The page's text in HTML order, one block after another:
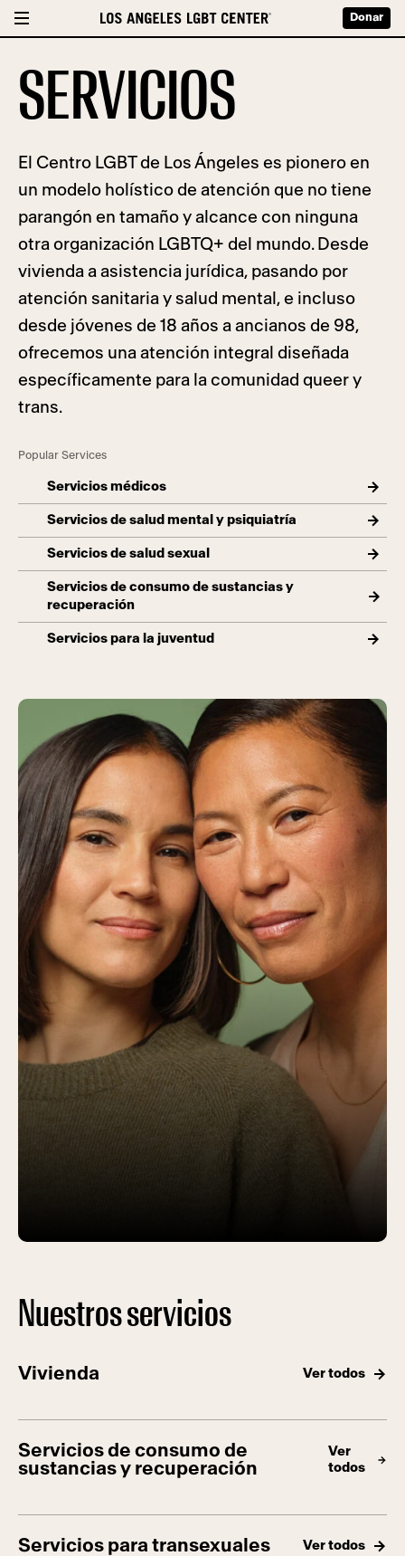
Donar
SERVICIOS
El Centro LGBT de Los Ángeles es pionero en
un modelo holístico de atención que no tiene
parangón en tamaño y alcance con ninguna
otra organización LGBTQ+ del mundo. Desde
vivienda a asistencia jurídica, pasando por
atención sanitaria y salud mental, e incluso
desde jóvenes de 18 años a ancianos de 98,
ofrecemos una atención integral diseñada
específicamente para la comunidad queer y
trans.
Popular Services
Servicios médicos
Servicios de salud mental y psiquiatría
Servicios de salud sexual
Servicios de consumo de sustancias y
recuperación
Servicios para la juventud
Nuestros servicios
Vivienda Ver todos
Servicios de consumo de
sustancias y recuperación
Ver
todos
Servicios para transexuales Ver todos